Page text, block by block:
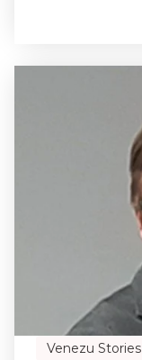
Venezu Stories